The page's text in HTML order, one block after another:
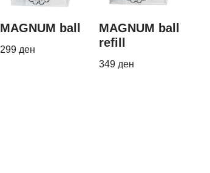
MAGNUM ball
299 ден
MAGNUM ball
refill
349 ден